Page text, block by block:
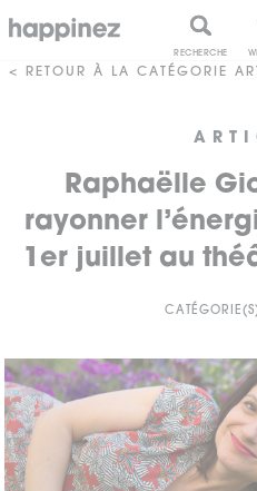
RECHERCHE
< RETOUR À LA CATÉGORIE
Raphaëlle
rayonner
1er juillet au